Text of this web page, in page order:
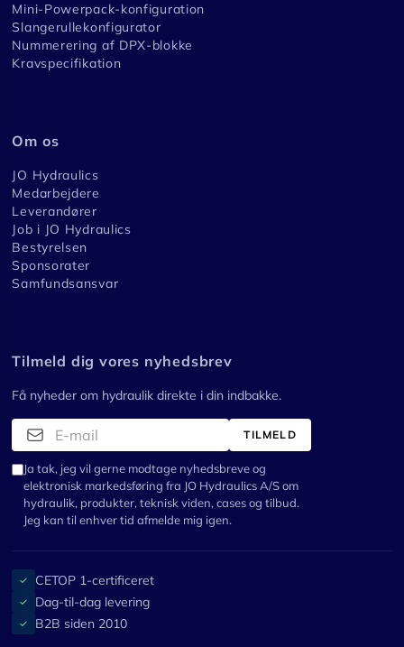
Mini-Powerpack-konfiguration
Slangerullekonfigurator
Nummerering af DPX-blokke
Kravspecifikation
Om os
JO Hydraulics
Medarbejdere
Leverandører
Job i JO Hydraulics
Bestyrelsen
Sponsorater
Samfundsansvar
Tilmeld dig vores nyhedsbrev
Få nyheder om hydraulik direkte i din indbakke.
TILMELD
Ja tak, jeg vil gerne modtage nyhedsbreve og
elektronisk markedsføring fra JO Hydraulics A/S om
hydraulik, produkter, teknisk viden, cases og tilbud.
Jeg kan til enhver tid afmelde mig igen.
✓ CETOP 1-certificeret
✓ Dag-til-dag levering
✓ B2B siden 2010